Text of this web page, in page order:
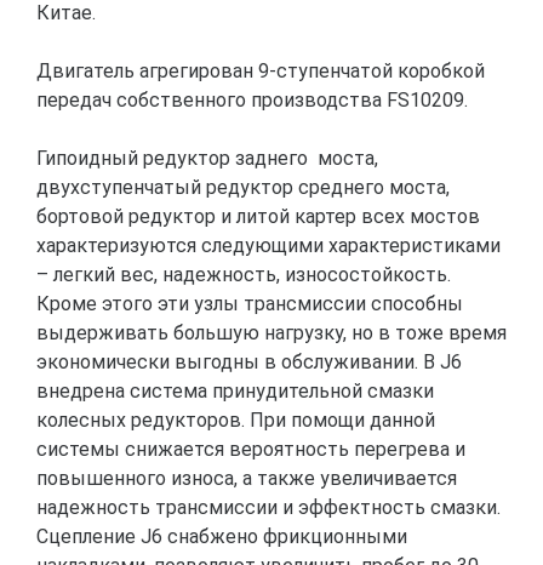
Китае.
Двигатель агрегирован 9-ступенчатой коробкой
передач собственного производства FS10209.
Гипоидный редуктор заднего моста,
двухступенчатый редуктор среднего моста,
бортовой редуктор и литой картер всех мостов
характеризуются следующими характеристиками
– легкий вес, надежность, износостойкость.
Кроме этого эти узлы трансмиссии способны
выдерживать большую нагрузку, но в тоже время
экономически выгодны в обслуживании. В J6
внедрена система принудительной смазки
колесных редукторов. При помощи данной
системы снижается вероятность перегрева и
повышенного износа, а также увеличивается
надежность трансмиссии и эффектность смазки.
Сцепление J6 снабжено фрикционными